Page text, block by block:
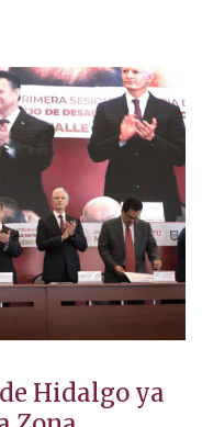
Hidalgo ya